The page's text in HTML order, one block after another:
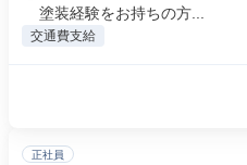
塗装経験をお持ちの方...
交通費支給
正社員